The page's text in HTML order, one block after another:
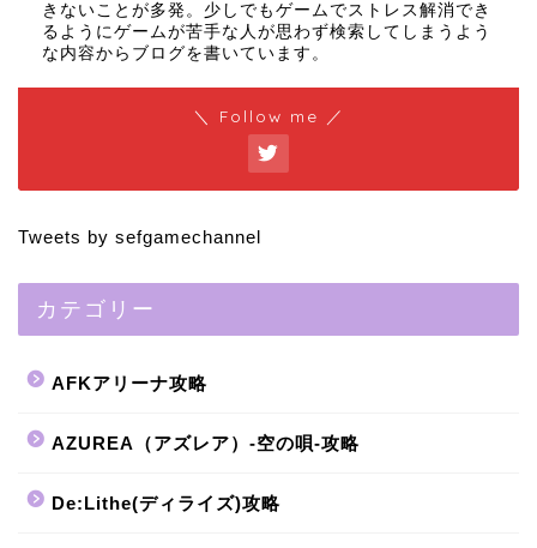
きないことが多発。少しでもゲームでストレス解消でき
るようにゲームが苦手な人が思わず検索してしまうよう
な内容からブログを書いています。
＼ Follow me ／
Tweets by sefgamechannel
カテゴリー
AFKアリーナ攻略
AZUREA（アズレア）-空の唄-攻略
De:Lithe(ディライズ)攻略